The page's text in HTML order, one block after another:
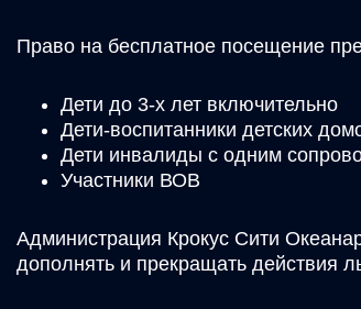
Право на бесплатное посещение
Дети до 3-х лет включительно
Дети-воспитанники детских
Дети инвалиды с одним
Участники ВОВ
Администрация Крокус Сити
дополнять и прекращать действия